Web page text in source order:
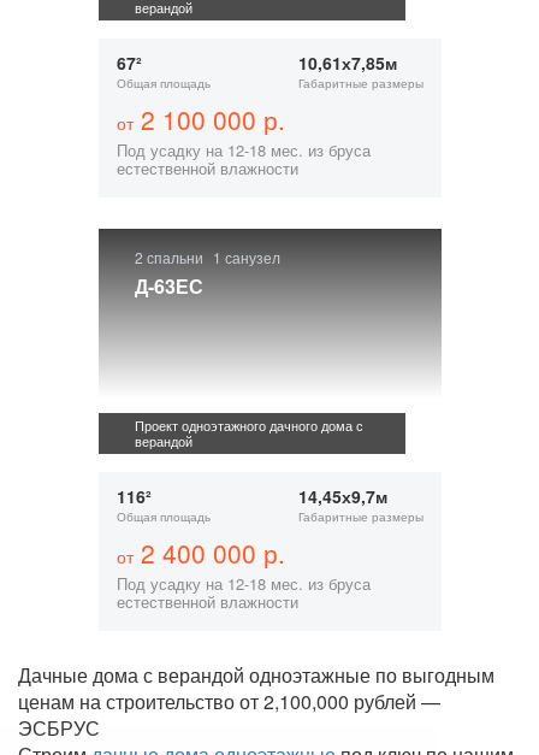
верандой
67²
Общая площадь
10,61х7,85м
Габаритные размеры
от2 100 000 р.
Под усадку на 12-18 мес. из бруса
естественной влажности
2 спальни 1 санузел
Д-63ЕС
Проект одноэтажного дачного дома с
верандой
116²
Общая площадь
14,45х9,7м
Габаритные размеры
от2 400 000 р.
Под усадку на 12-18 мес. из бруса
естественной влажности
Дачные дома с верандой одноэтажные по выгодным
ценам на строительство от 2,100,000 рублей —
ЭСБРУС